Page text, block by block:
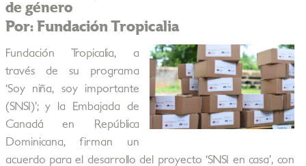
de género
Por: Fundación Tropicalia
Fundación Tropicalia, a
través de su programa
‘Soy niña, soy importante
(SNSI)’; y la Embajada de
Canadá en República
Dominicana, firman un
acuerdo para el desarrollo del proyecto ‘SNSI en casa’, con